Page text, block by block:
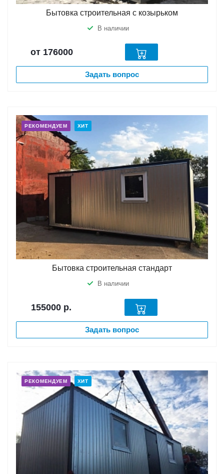
Бытовка строительная с козырьком
В наличии
от 176000
Задать вопрос
РЕКОМЕНДУЕМ ХИТ
Бытовка строительная стандарт
В наличии
155000 р.
Задать вопрос
РЕКОМЕНДУЕМ ХИТ